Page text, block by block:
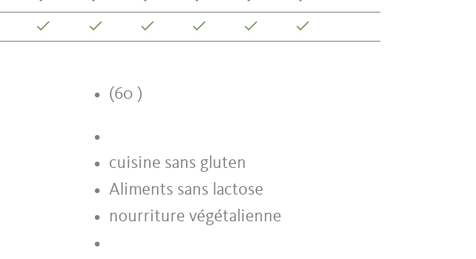
(60 )
cuisine sans gluten
Aliments sans lactose
nourriture végétalienne